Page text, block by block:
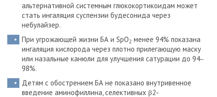
альтернативной системным глюкокортикоидам может
стать ингаляция суспензии будесонида через
небулайзер.
При угрожающей жизни БА и SpO2 менее 94% показана
ингаляция кислорода через плотно прилегающую маску
или назальные канюли для улучшения сатурации до 94‒
98%.
Детям с обострением БА не показано внутривенное
введение аминофиллина, селективных β2-